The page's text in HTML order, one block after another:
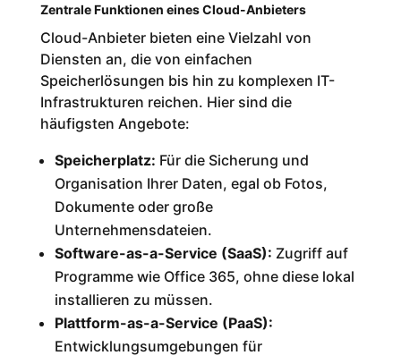
Kontaktieren Sie uns – Ihre IT-
Hilfe ist nur einen Anruf
entfernt!
Telefonischer Kontakt
📞 089 2152 5110
Online-Anfrage
Fazit
Zentrale Funktionen eines Cloud-Anbieters
Cloud-Anbieter bieten eine Vielzahl von
Diensten an, die von einfachen
Speicherlösungen bis hin zu komplexen IT-
Infrastrukturen reichen. Hier sind die
häufigsten Angebote:
Speicherplatz: Für die Sicherung und
Organisation Ihrer Daten, egal ob Fotos,
Dokumente oder große
Unternehmensdateien.
Software-as-a-Service (SaaS): Zugriff auf
Programme wie Office 365, ohne diese lokal
installieren zu müssen.
Plattform-as-a-Service (PaaS):
Entwicklungsumgebungen für